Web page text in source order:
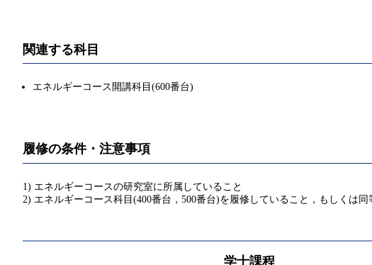
関連する科目
エネルギーコース開講科目(600番台)
履修の条件・注意事項
1) エネルギーコースの研究室に所属していること
2) エネルギーコース科目(400番台，500番台)を履修していること，もしくは同
学士課程